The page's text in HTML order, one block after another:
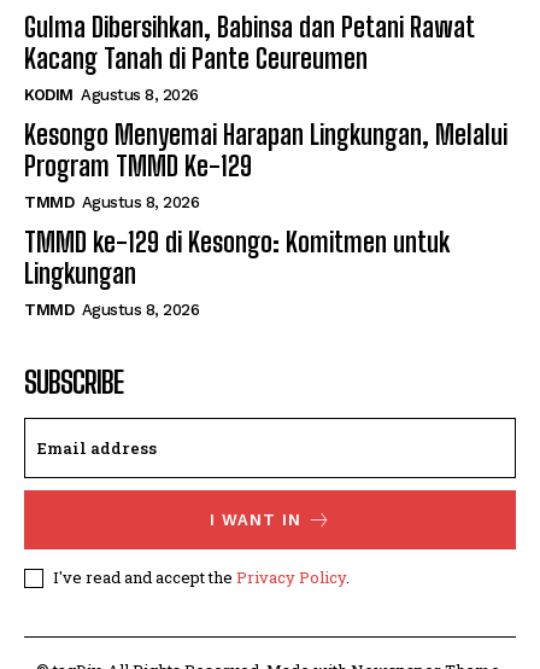
Gulma Dibersihkan, Babinsa dan Petani Rawat
Kacang Tanah di Pante Ceureumen
KODIM Agustus 8, 2026
Kesongo Menyemai Harapan Lingkungan, Melalui
Program TMMD Ke-129
TMMD Agustus 8, 2026
TMMD ke-129 di Kesongo: Komitmen untuk
Lingkungan
TMMD Agustus 8, 2026
SUBSCRIBE
I WANT IN
I've read and accept the Privacy Policy.